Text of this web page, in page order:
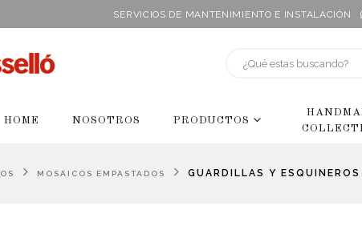
SERVICIOS DE MANTENIMIENTO E INSTALACIÓN
HOME NOSOTROS PRODUCTOS
MOSAICOS EMPASTADOS GUARDILLAS Y ESQUINEROS